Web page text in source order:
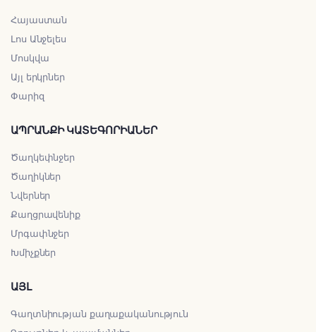
Հայաստան
Լոս Անջելես
Մոսկվա
Այլ երկրներ
Փարիզ
ԱՊՐԱՆՔԻ ԿԱՏԵԳՈՐԻԱՆԵՐ
Ծաղկեփնջեր
Ծաղիկներ
Նվերներ
Քաղցրավենիք
Մրգափնջեր
Խմիչքներ
ԱՅԼ
Գաղտնիության քաղաքականություն